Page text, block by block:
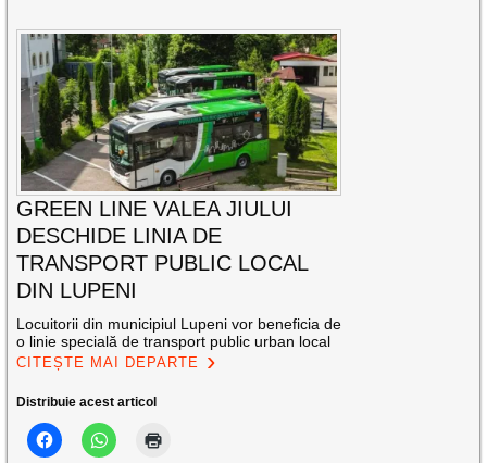
GREEN LINE VALEA JIULUI
DESCHIDE LINIA DE
TRANSPORT PUBLIC LOCAL
DIN LUPENI
Locuitorii din municipiul Lupeni vor beneficia de
o linie specială de transport public urban local
CITEȘTE MAI DEPARTE
Distribuie acest articol